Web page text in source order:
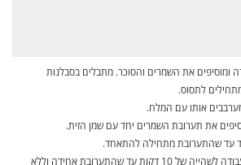
את השמרים והסוכר. מתבלים בסבלנות
אותו עם המלח.
את תערובת השמרים יחד עם שמן הזית.
עד שהתערובת מתחילה להתאחד.
מעבירים את הבצק למשטח עבודה לשהייה של 10 דקות עד שהתערובת אחידה וללא